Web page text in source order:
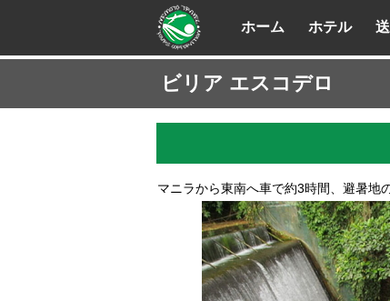
ホーム ホテル
ビリア エスコデロ
マニラから東南へ車で約3時間、避暑地